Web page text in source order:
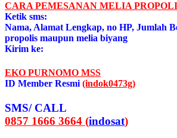
CARA PEMESANAN MELIA
Ketik sms:
Nama, Alamat Lengkap, no HP, Jumlah
propolis maupun melia biyang
Kirim ke:
EKO PURNOMO MSS
ID Member Resmi (indok0473g)
SMS/ CALL
0857 1666 3664 (indosat)